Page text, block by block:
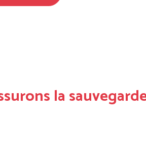
la